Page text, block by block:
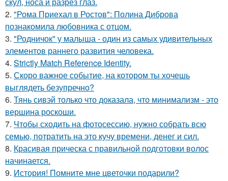
2. "Рома Приехал в Ростов": Полина Диброва
познакомила любовника с отцом.
3. "Родничок" у малыша - один из самых удивительных
элементов раннего развития человека.
4. Strictly Match Reference Identity.
5. Скоро важное событие, на котором ты хочешь
выглядеть безупречно?
6. Тянь сивэй только что доказала, что минимализм - это
вершина роскоши.
7. Чтобы сходить на фотосессию, нужно собрать всю
семью, потратить на это кучу времени, денег и сил.
8. Красивая прическа с правильной подготовки волос
начинается.
9. История! Помните мне цветочки подарили?